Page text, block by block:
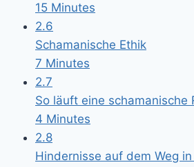
15 Minutes
2.6
Schamanische Ethik
7 Minutes
2.7
So läuft eine schamanische
4 Minutes
2.8
Hindernisse auf dem Weg